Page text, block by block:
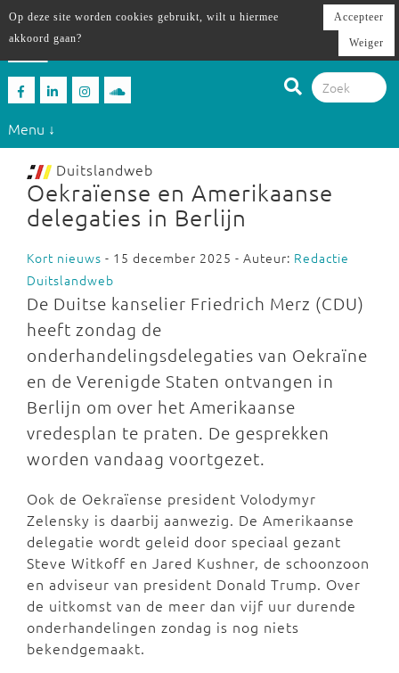
Menu ↓
Duitslandweb
Oekraïense en Amerikaanse
delegaties in Berlijn
Kort nieuws - 15 december 2025 - Auteur: Redactie
Duitslandweb
De Duitse kanselier Friedrich Merz (CDU)
heeft zondag de
onderhandelingsdelegaties van Oekraïne
en de Verenigde Staten ontvangen in
Berlijn om over het Amerikaanse
vredesplan te praten. De gesprekken
worden vandaag voortgezet.
Ook de Oekraïense president Volodymyr
Zelensky is daarbij aanwezig. De Amerikaanse
delegatie wordt geleid door speciaal gezant
Steve Witkoff en Jared Kushner, de schoonzoon
en adviseur van president Donald Trump. Over
de uitkomst van de meer dan vijf uur durende
onderhandelingen zondag is nog niets
bekendgemaakt.
Op deze site worden cookies gebruikt, wilt u hiermee
akkoord gaan?
Accepteer
Weiger